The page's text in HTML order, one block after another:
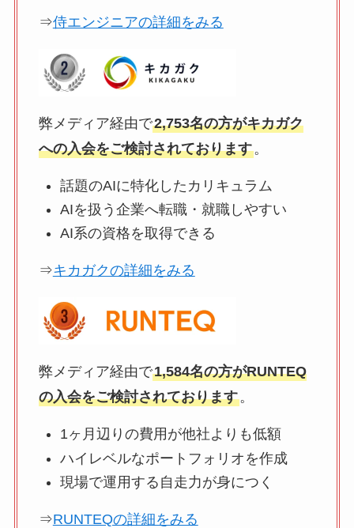
⇒侍エンジニアの詳細をみる
弊メディア経由で2,753名の方がキカガク
への入会をご検討されております。
話題のAIに特化したカリキュラム
AIを扱う企業へ転職・就職しやすい
AI系の資格を取得できる
⇒キカガクの詳細をみる
弊メディア経由で1,584名の方がRUNTEQ
の入会をご検討されております。
1ヶ月辺りの費用が他社よりも低額
ハイレベルなポートフォリオを作成
現場で運用する自走力が身につく
⇒RUNTEQの詳細をみる